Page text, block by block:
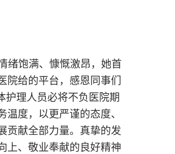
绪饱满、慷慨激昂，她首
院给的平台，感恩同事们
护理人员必将不负医院期
度，以更严谨的态度、
献全部力量。 真挚的发
上、敬业奉献的良好精神